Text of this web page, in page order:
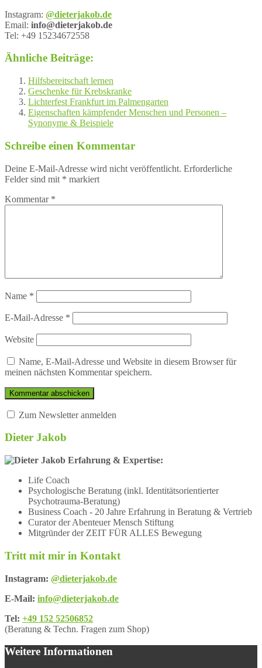
Instagram: @dieterjakob.de
Email: info@dieterjakob.de
Tel: +49 15234672558
Ähnliche Beiträge:
Hilfsbereitschaft lernen
Geschenke für Krebskranke
Lichterfest Frankfurt im Palmengarten
Eigenschaften kämpfender Menschen und Personen –
Synonyme & Beispiele
Schreibe einen Kommentar
Deine E-Mail-Adresse wird nicht veröffentlicht. Erforderliche
Felder sind mit * markiert
Kommentar *
Name *
E-Mail-Adresse *
Website
Name, E-Mail-Adresse und Website in diesem Browser für
meinen nächsten Kommentar speichern.
Zum Newsletter anmelden
Dieter Jakob
Erfahrung & Expertise:
Life Coach
Psychologische Beratung (inkl. Identitätsorientierter
Psychotrauma-Beratung)
Business Coach - 20 Jahre Erfahrung in Beratung & Vertrieb
Curator der Abenteuer Mensch Stiftung
Mitgründer der ZEIT FÜR ALLES Bewegung
Tritt mit mir in Kontakt
Instagram: @dieterjakob.de
E-Mail: info@dieterjakob.de
Tel: +49 152 52506852
(Beratung & Techn. Fragen zum Shop)
Weitere Informationen